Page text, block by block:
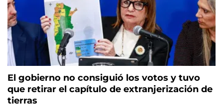
El gobierno no consiguió los votos y tuvo
que retirar el capítulo de extranjerización de
tierras